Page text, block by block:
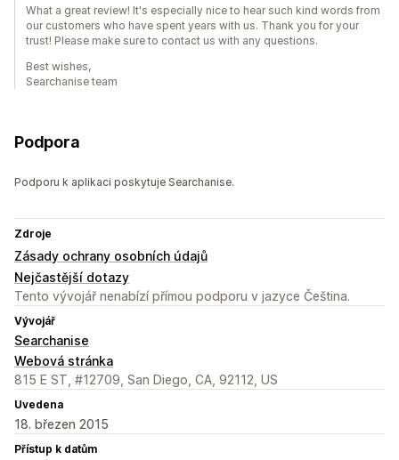
What a great review! It's especially nice to hear such kind words from
our customers who have spent years with us. Thank you for your
trust! Please make sure to contact us with any questions.
Best wishes,
Searchanise team
Podpora
Podporu k aplikaci poskytuje Searchanise.
Zdroje
Zásady ochrany osobních údajů
Nejčastější dotazy
Tento vývojář nenabízí přímou podporu v jazyce Čeština.
Vývojář
Searchanise
Webová stránka
815 E ST, #12709, San Diego, CA, 92112, US
Uvedena
18. březen 2015
Přístup k datům